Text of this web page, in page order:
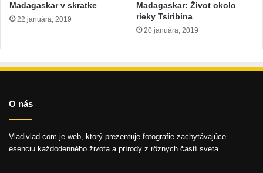
Madagaskar v skratke
22 januára, 2019
Madagaskar: Život okolo
rieky Tsiribina
20 januára, 2019
O nás
Vladivlad.com je web, ktorý prezentuje fotografie zachytávajúce
esenciu každodenného života a prírody z rôznych častí sveta.